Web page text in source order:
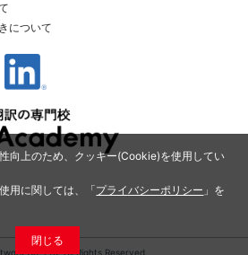
向上のため、クッキー(Cookie)を使用してい
用に関しては、「プライバシーポリシー 」を
閉じる
について
Co.,Ltd. All Rights Reserved.